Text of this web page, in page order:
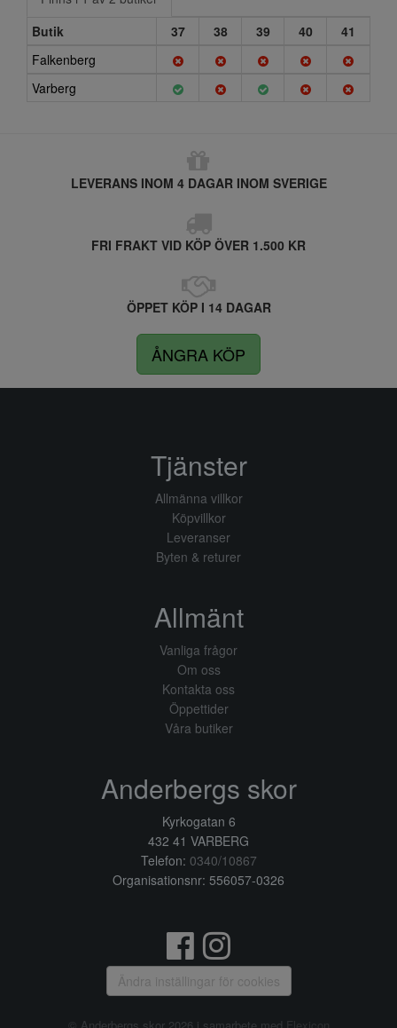
Butik
37 38 39 40
41
Falkenberg
Varberg
LEVERANS INOM 4 DAGAR INOM SVERIGE
FRI FRAKT VID KÖP ÖVER 1.500 KR
ÖPPET KÖP I 14 DAGAR
ÅNGRA KÖP
Tjänster
Allmänna villkor
Köpvillkor
Leveranser
Byten & returer
Allmänt
Vanliga frågor
Om oss
Kontakta oss
Öppettider
Våra butiker
Anderbergs skor
Kyrkogatan 6
432 41 VARBERG
Telefon: 0340/10867
Organisationsnr: 556057-0326
Ändra inställingar för cookies